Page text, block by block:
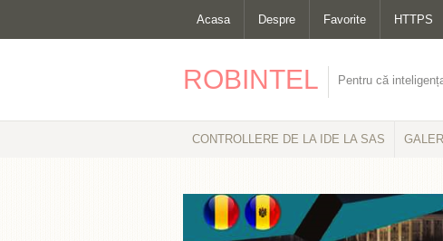
Acasa Despre Favorite HTTPS
ROBINTEL Pentru că
CONTROLLERE DE LA IDE LA SAS